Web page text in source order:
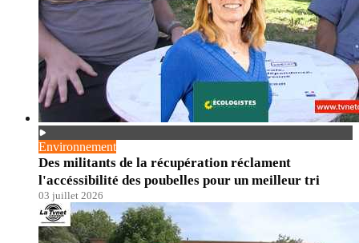
Environnement
Des militants de la récupération réclament
l'accéssibilité des poubelles pour un meilleur tri
03 juillet 2026